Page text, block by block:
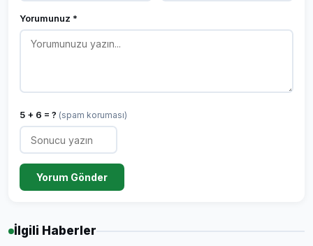
Yorumunuz *
5 + 6 = ? (spam koruması)
Yorum Gönder
İlgili Haberler